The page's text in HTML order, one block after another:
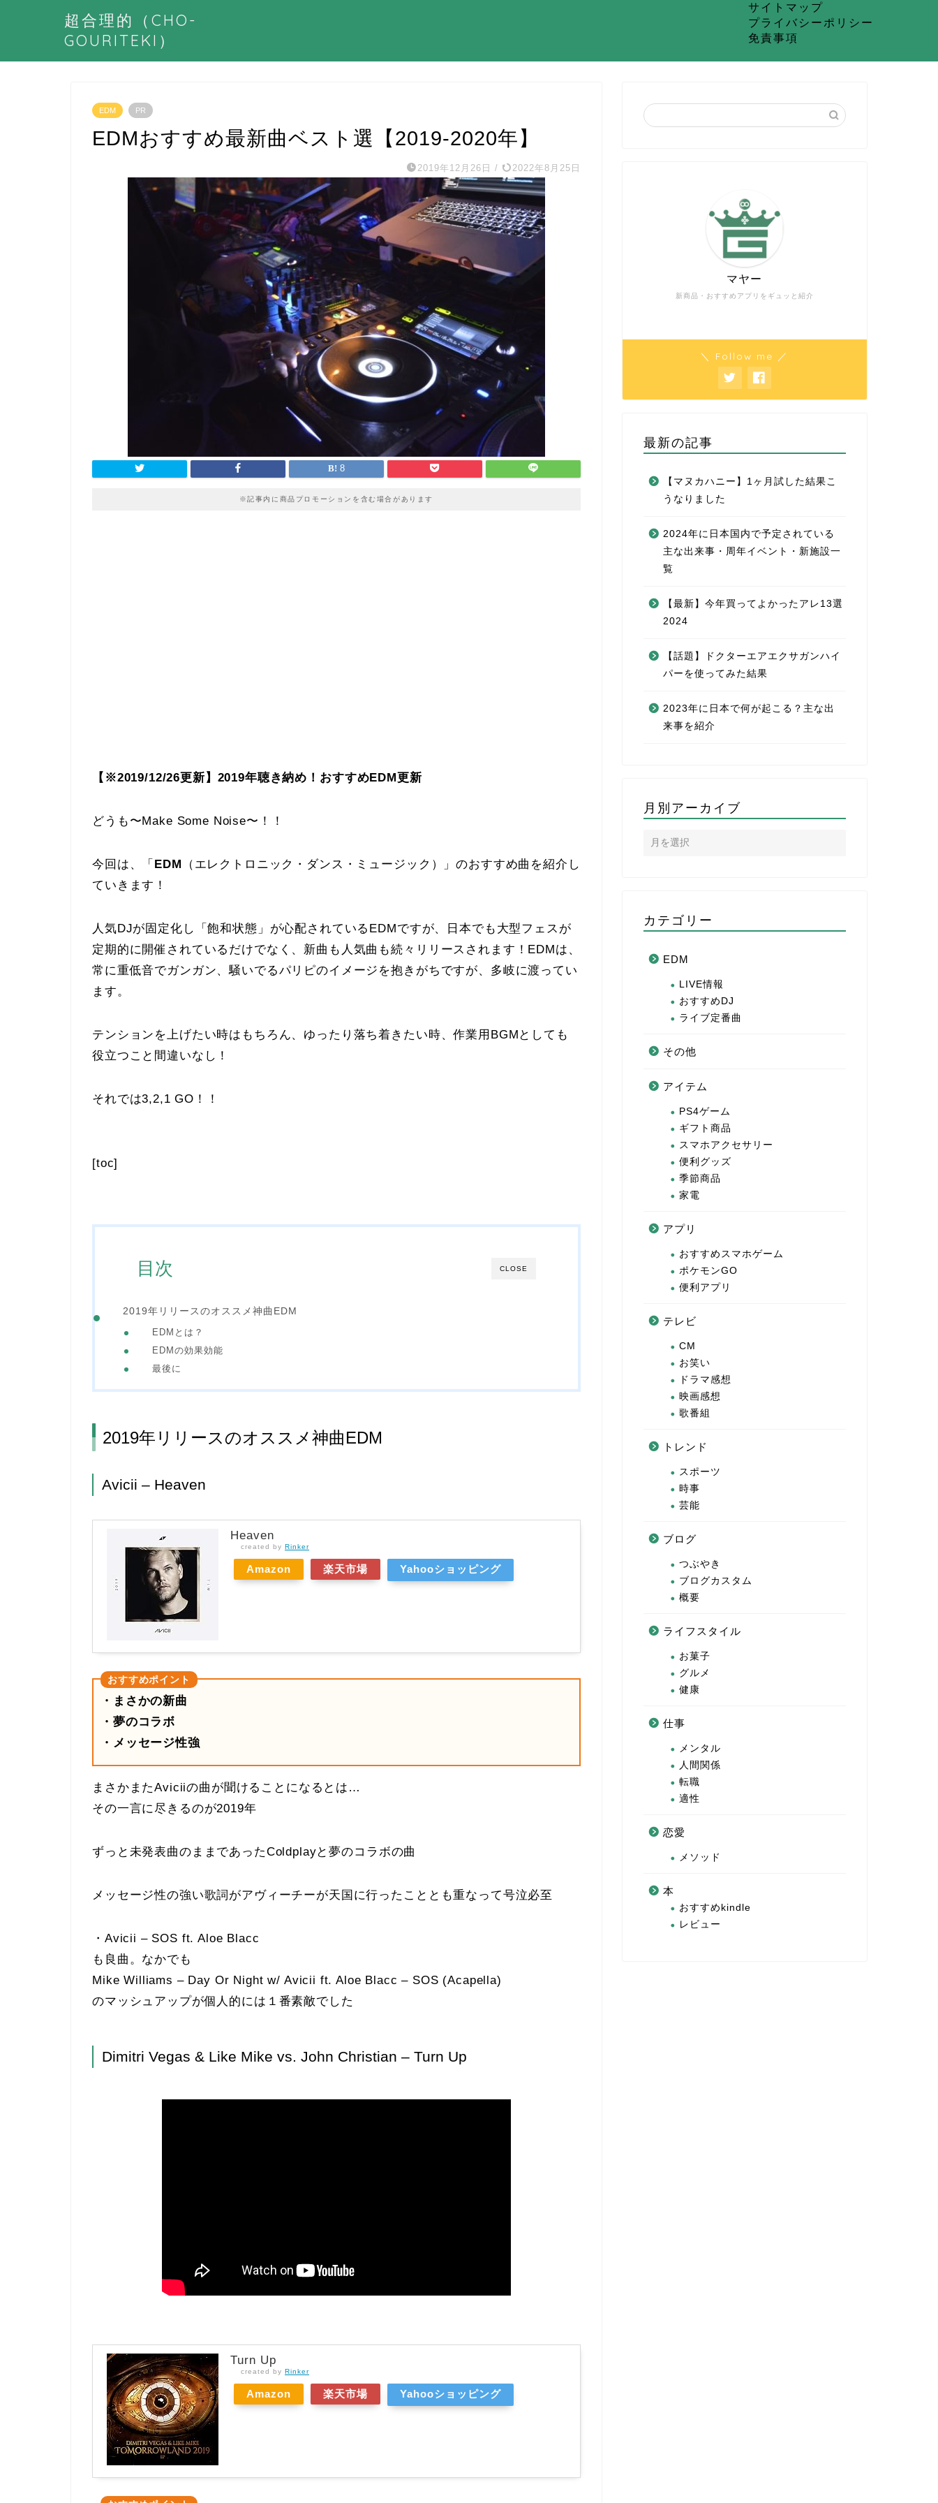
超合理的（CHO-
GOURITEKI）
サイトマップ
プライバシーポリシー
免責事項
EDM PR
EDMおすすめ最新曲ベスト選【2019-2020年】
2019年12月26日 / 2022年8月25日
8
※記事内に商品プロモーションを含む場合があります
【※2019/12/26更新】2019年聴き納め！おすすめEDM更新
どうも〜Make Some Noise〜！！
今回は、「 EDM （エレクトロニック・ダンス・ミュージック）」のおすすめ曲を紹介し
ていきます！
人気DJが固定化し「飽和状態」が心配されているEDMですが、日本でも大型フェスが
定期的に開催されているだけでなく、新曲も人気曲も続々リリースされます！EDMは、
常に重低音でガンガン、騒いでるパリピのイメージを抱きがちですが、多岐に渡ってい
ます。
テンションを上げたい時はもちろん、ゆったり落ち着きたい時、作業用BGMとしても
役立つこと間違いなし！
それでは3,2,1 GO！！
[toc]
CLOSE
目次
2019年リリースのオススメ神曲EDM
EDMとは？
EDMの効果効能
最後に
2019年リリースのオススメ神曲EDM
Avicii – Heaven
Heaven
created by Rinker
Amazon 楽天市場 Yahooショッピング
・まさかの新曲
・夢のコラボ
・メッセージ性強
まさかまたAviciiの曲が聞けることになるとは…
その一言に尽きるのが2019年
ずっと未発表曲のままであったColdplayと夢のコラボの曲
メッセージ性の強い歌詞がアヴィーチーが天国に行ったこととも重なって号泣必至
・Avicii – SOS ft. Aloe Blacc
も良曲。なかでも
Mike Williams – Day Or Night w/ Avicii ft. Aloe Blacc – SOS (Acapella)
のマッシュアップが個人的には１番素敵でした
Dimitri Vegas & Like Mike vs. John Christian – Turn Up
Turn Up
created by Rinker
Amazon 楽天市場 Yahooショッピング
新商品・おすすめアプリをギュッと紹介
マヤー
＼ Follow me ／
最新の記事
【マヌカハニー】1ヶ月試した結果こ
うなりました
2024年に日本国内で予定されている
主な出来事・周年イベント・新施設一
覧
【最新】今年買ってよかったアレ13選
2024
【話題】ドクターエアエクサガンハイ
パーを使ってみた結果
2023年に日本で何が起こる？主な出
来事を紹介
月別アーカイブ
カテゴリー
EDM
LIVE情報
おすすめDJ
ライブ定番曲
その他
アイテム
PS4ゲーム
ギフト商品
スマホアクセサリー
便利グッズ
季節商品
家電
アプリ
おすすめスマホゲーム
ポケモンGO
便利アプリ
テレビ
CM
お笑い
ドラマ感想
映画感想
歌番組
トレンド
スポーツ
時事
芸能
ブログ
つぶやき
ブログカスタム
概要
ライフスタイル
お菓子
グルメ
健康
仕事
メンタル
人間関係
転職
適性
恋愛
メソッド
本
おすすめkindle
レビュー